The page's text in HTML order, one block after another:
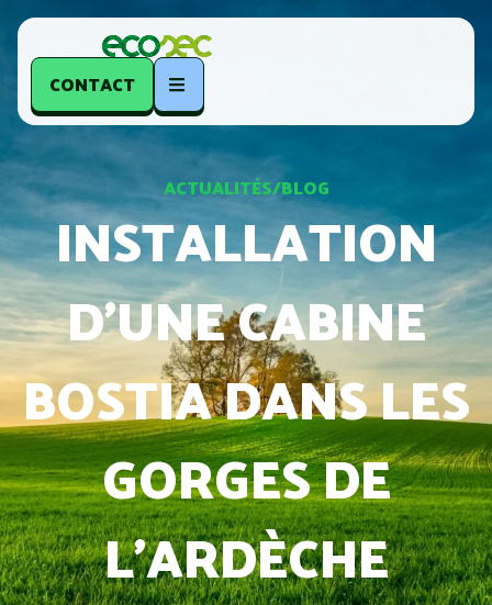
CONTACT
ACTUALITÉS/BLOG
INSTALLATION
D’UNE CABINE
BOSTIA DANS LES
GORGES DE
L’ARDÈCHE